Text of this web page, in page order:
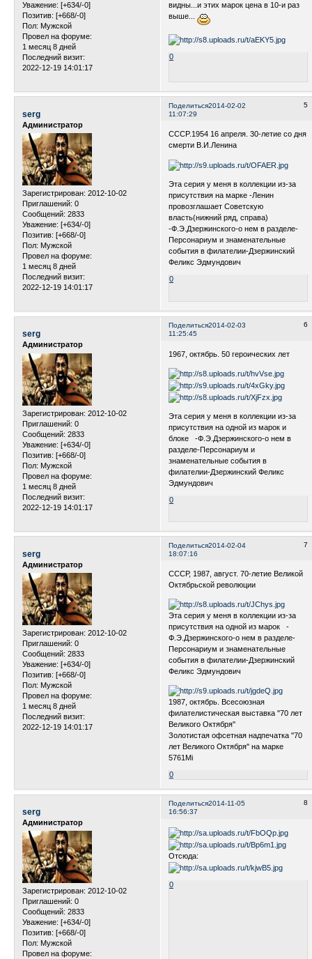
Уважение: [+634/-0]
Позитив: [+668/-0]
Пол: Мужской
Провел на форуме:
1 месяц 8 дней
Последний визит:
2022-12-19 14:01:17
видны...и этих марок цена в 10-и раз
выше...
0
Поделиться 5
2014-02-02
11:07:29
serg
Администратор
Зарегистрирован: 2012-10-02
Приглашений: 0
Сообщений: 2833
Уважение: [+634/-0]
Позитив: [+668/-0]
Пол: Мужской
Провел на форуме:
1 месяц 8 дней
Последний визит:
2022-12-19 14:01:17
CCCP.1954 16 апреля. 30-летие со дня
смерти В.И.Ленина
Эта серия у меня в коллекции из-за
присутствия на марке -Ленин
провозглашает Советскую
власть(нижний ряд, справа)
-Ф.Э.Дзержинского-о нем в разделе-
Персонариум и знаменательные
события в филателии-Дзержинский
Феликс Эдмундович
0
Поделиться 6
2014-02-03
11:25:45
serg
Администратор
Зарегистрирован: 2012-10-02
Приглашений: 0
Сообщений: 2833
Уважение: [+634/-0]
Позитив: [+668/-0]
Пол: Мужской
Провел на форуме:
1 месяц 8 дней
Последний визит:
2022-12-19 14:01:17
1967, октябрь. 50 героических лет
Эта серия у меня в коллекции из-за
присутствия на одной из марок и
блоке -Ф.Э.Дзержинского-о нем в
разделе-Персонариум и
знаменательные события в
филателии-Дзержинский Феликс
Эдмундович
0
Поделиться 7
2014-02-04
18:07:16
serg
Администратор
Зарегистрирован: 2012-10-02
Приглашений: 0
Сообщений: 2833
Уважение: [+634/-0]
Позитив: [+668/-0]
Пол: Мужской
Провел на форуме:
1 месяц 8 дней
Последний визит:
2022-12-19 14:01:17
СССР, 1987, август. 70-летие Великой
Октябрьской революции
Эта серия у меня в коллекции из-за
присутствия на одной из марок -
Ф.Э.Дзержинского-о нем в разделе-
Персонариум и знаменательные
события в филателии-Дзержинский
Феликс Эдмундович
1987, октябрь. Всесоюзная
филателистическая выставка ''70 лет
Великого Октября''
Золотистая офсетная надпечатка ''70
лет Великого Октября'' на марке
5761Мi
0
Поделиться 8
2014-11-05
16:56:37
serg
Администратор
Зарегистрирован: 2012-10-02
Приглашений: 0
Сообщений: 2833
Уважение: [+634/-0]
Позитив: [+668/-0]
Пол: Мужской
Провел на форуме:
Отсюда:
0